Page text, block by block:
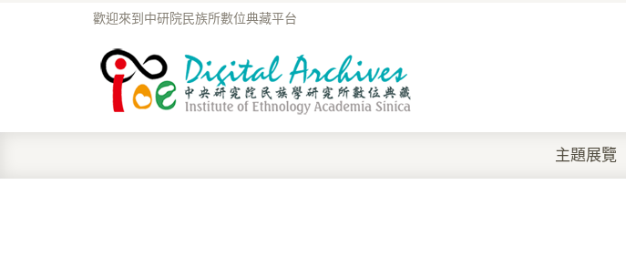
歡迎來到中研院民族所數位典藏平台
主題展覽